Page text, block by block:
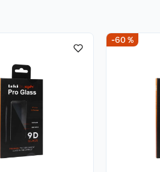
-60 %